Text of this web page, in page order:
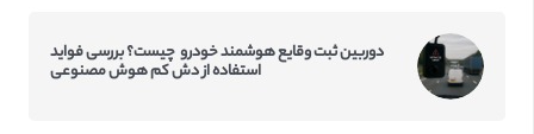
دوربین ثبت وقایع هوشمند خودرو چیست؟ بررسی فواید
استفاده از دش کم‌ هوش مصنوعی